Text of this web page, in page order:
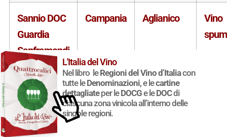
Sannio DOC
Guardia
Sanframondi
o Guardiolo
Aglianico
spumante
rosato o
rosé
Campania Aglianico
Vino
L'Italia del Vino
Nel libro leRegioni del Vino d’Italiacon
tutte leDenominazioni, e lecartine
dettagliateper leDOCGe leDOCdi
ciascuna zona vinicola all’interno delle
singole regioni.